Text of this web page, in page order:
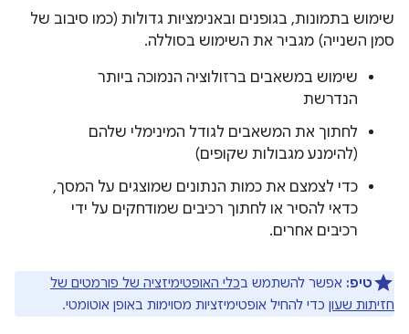
שימוש בתמונות, בגופנים ובאנימציות גדולות (כמו סיבוב של
סמן השנייה) מגביר את השימוש בסוללה.
שימוש במשאבים ברזולוציה הנמוכה ביותר
הנדרשת
לחתוך את המשאבים לגודל המינימלי שלהם
(להימנע מגבולות שקופים)
כדי לצמצם את כמות הנתונים שמוצגים על המסך,
כדאי להסיר או לחתוך רכיבים שמודחקים על ידי
רכיבים אחרים.
טיפ: אפשר להשתמש בכלי האופטימיזציה של פורמטים של
חזיתות שעון כדי להחיל אופטימיזציות מסוימות באופן אוטומטי.